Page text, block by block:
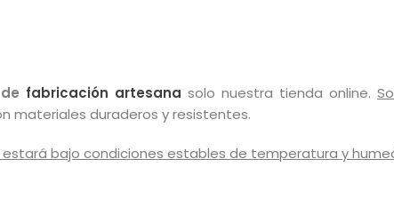
fabricación artesana solo nuestra tienda online.
materiales duraderos y resistentes.
bajo condiciones estables de temperatura y